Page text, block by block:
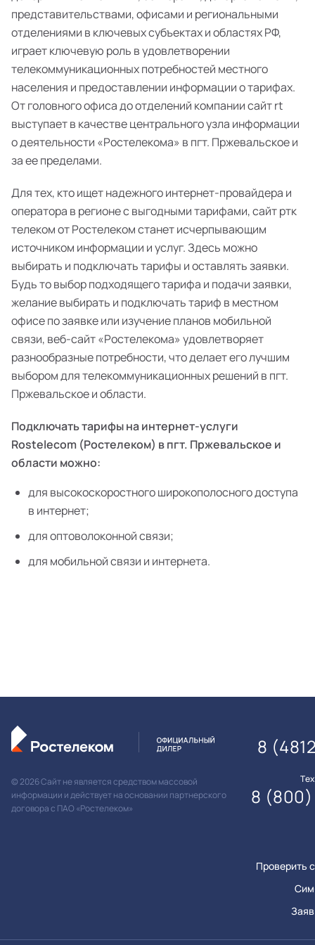
представительствами, офисами и региональными
отделениями в ключевых субъектах и областях РФ,
играет ключевую роль в удовлетворении
телекоммуникационных потребностей местного
населения и предоставлении информации о тарифах.
От головного офиса до отделений компании сайт rt
выступает в качестве центрального узла информации
о деятельности «Ростелекома» в пгт. Пржевальское и
за ее пределами.
Для тех, кто ищет надежного интернет-провайдера и
оператора в регионе с выгодными тарифами, сайт ртк
телеком от Ростелеком станет исчерпывающим
источником информации и услуг. Здесь можно
выбирать и подключать тарифы и оставлять заявки.
Будь то выбор подходящего тарифа и подачи заявки,
желание выбирать и подключать тариф в местном
офисе по заявке или изучение планов мобильной
связи, веб-сайт «Ростелекома» удовлетворяет
разнообразные потребности, что делает его лучшим
выбором для телекоммуникационных решений в пгт.
Пржевальское и области.
Подключать тарифы на интернет-услуги
Rostelecom (Ростелеком) в пгт. Пржевальское и
области можно:
для высокоскоростного широкополосного доступа
в интернет;
для оптоволоконной связи;
для мобильной связи и интернета.
© 2026 Сайт не является средством массовой
информации и действует на основании партнерского
договора с ПАО «Ростелеком»
Проверить
8
8